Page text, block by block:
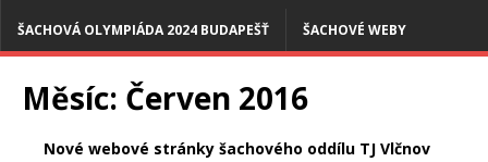
ŠACHOVÁ OLYMPIÁDA 2024 BUDAPEŠŤ ŠACHOVÉ WEBY
Měsíc: Červen 2016
Nové webové stránky šachového oddílu TJ Vlčnov